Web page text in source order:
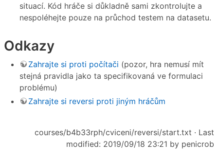
situací. Kód hráče si důkladně sami zkontrolujte a
nespoléhejte pouze na průchod testem na datasetu.
Odkazy
Zahrajte si proti počítači (pozor, hra nemusí mít
stejná pravidla jako ta specifikovaná ve formulaci
problému)
Zahrajte si reversi proti jiným hráčům
courses/b4b33rph/cviceni/reversi/start.txt · Last
modified: 2019/09/18 23:21 by penicrob